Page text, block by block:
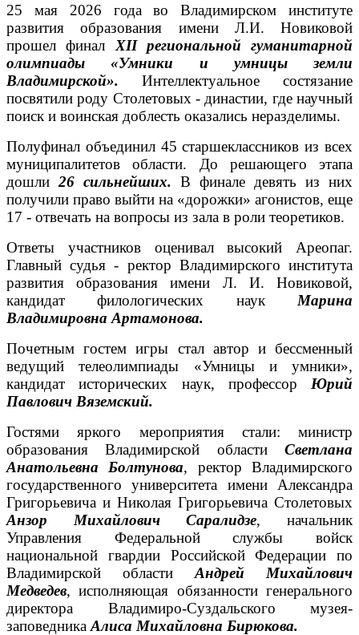
25 мая 2026 года во Владимирском институте
развития образования имени Л.И. Новиковой
прошел финал XII региональной гуманитарной
олимпиады «Умники и умницы земли
Владимирской». Интеллектуальное состязание
посвятили роду Столетовых - династии, где научный
поиск и воинская доблесть оказались неразделимы.
Полуфинал объединил 45 старшеклассников из всех
муниципалитетов области. До решающего этапа
дошли 26 сильнейших. В финале девять из них
получили право выйти на «дорожки» агонистов, еще
17 - отвечать на вопросы из зала в роли теоретиков.
Ответы участников оценивал высокий Ареопаг.
Главный судья - ректор Владимирского института
развития образования имени Л. И. Новиковой,
кандидат филологических наук Марина
Владимировна Артамонова.
Почетным гостем игры стал автор и бессменный
ведущий телеолимпиады «Умницы и умники»,
кандидат исторических наук, профессор Юрий
Павлович Вяземский.
Гостями яркого мероприятия стали: министр
образования Владимирской области Светлана
Анатольевна Болтунова, ректор Владимирского
государственного университета имени Александра
Григорьевича и Николая Григорьевича Столетовых
Анзор Михайлович Саралидзе, начальник
Управления Федеральной службы войск
национальной гвардии Российской Федерации по
Владимирской области Андрей Михайлович
Медведев, исполняющая обязанности генерального
директора Владимиро-Суздальского музея-
заповедника Алиса Михайловна Бирюкова.